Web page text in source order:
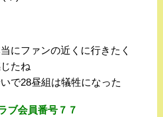
にファンの近くに行きたく
たね
で28昼組は犠牲になった
ブ会員番号７７